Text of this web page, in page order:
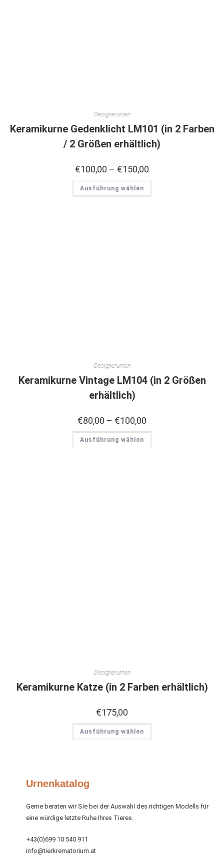
Designerurnen
Keramikurne Gedenklicht LM101 (in 2 Farben
/ 2 Größen erhältlich)
€100,00 – €150,00
Ausführung wählen
Designerurnen
Keramikurne Vintage LM104 (in 2 Größen
erhältlich)
€80,00 – €100,00
Ausführung wählen
Designerurnen
Keramikurne Katze (in 2 Farben erhältlich)
€175,00
Ausführung wählen
Urnenkatalog
Gerne beraten wir Sie bei der Auswahl des richtigen Modells für
eine würdige letzte Ruhe Ihres Tieres.
+43(0)699 10 540 911
info@tierkrematorium.at